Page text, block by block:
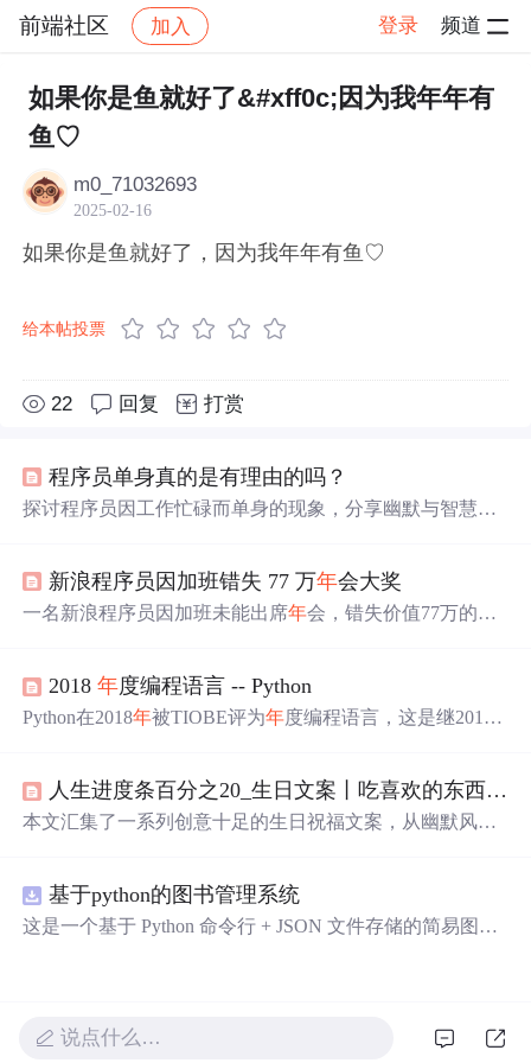
前端社区 加入 登录 频道
社区 前端社区 感慨 帖子详情
如果你是鱼就好了&#xff0c;因为我年年有
鱼♡
m0_71032693
2025-02-16
如果你是鱼就好了，因为我年年有鱼♡
给本帖投票
22 回复 打赏
程序员单身真的是有理由的吗？
探讨程序员因工作忙碌而单身的现象，分享幽默与智慧并
新浪程序员因加班错失 77 万年会大奖
一名新浪程序员因加班未能出席年会，错失价值77万的年
2018年度编程语言 -- Python
Python在2018年被TIOBE评为年度编程语言，这是继2010
年
1月TIOBE编程语言排行榜上进入前三，打破C、C++和J
ava的长期统治。
人生进度条百分之20_生日文案丨吃喜欢的东西，过可爱的人生
本文汇集了一系列创意十足的生日祝福文案，从幽默风趣
基于python的图书管理系统
这是一个基于 Python 命令行 + JSON 文件存储的简易图书
记录馆藏总数和当前可借数量。 学生管理：支持学生信息
的添加、删除、搜索（按姓名/学号），每人默认最多借阅
说点什么…